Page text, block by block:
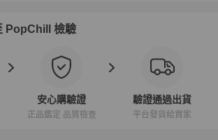
消訂單，無須支付任何費用。
障】
的品質檢查和鑑定，您的訂單將被取消，系
方權威專業鑑定機構之服務，大多數加贈正貨
。
PopChill 檢驗
安心購驗證
正品鑑定 品質檢查
驗證通過出貨
平台發貨給買家